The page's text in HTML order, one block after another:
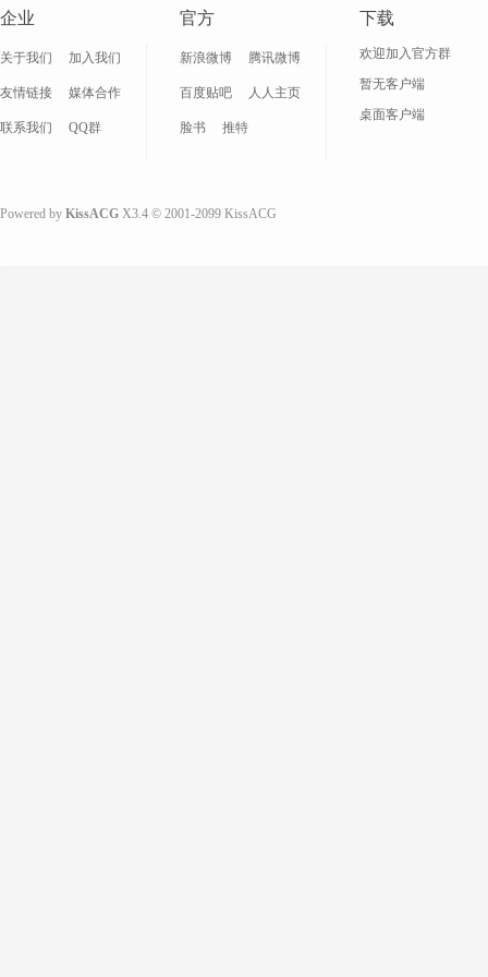
企业
关于我们 加入我们
友情链接 媒体合作
联系我们 QQ群
官方
新浪微博 腾讯微博
百度贴吧 人人主页
脸书 推特
下载
欢迎加入官方群
暂无客户端
桌面客户端
Powered by KissACG X3.4 © 2001-2099 KissACG